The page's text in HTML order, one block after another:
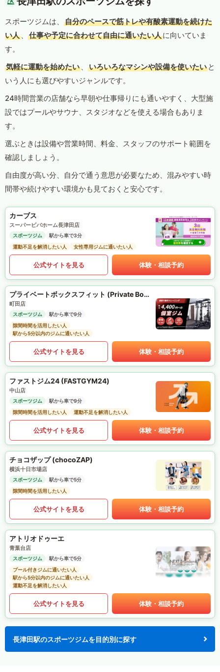
スポーツジムは、
自分のペースで筋トレや有酸素運動を続けた
い人 、 仕事や予定に合わせて自由に通いたい人に向いていま
す。
気軽に運動を始めたい 、 いろいろなマシンや設備を使いたい と
いう人にも選びやすいジャンルです。
24時間営業の店舗なら早朝や仕事帰りにも通いやすく、大型施
設ではプールやサウナ、スタジオなどを使える場合もありま
す。
選ぶときは設備や営業時間、料金、スタッフのサポート範囲を
確認しましょう。
自由度が高い分、自分で通う意思が必要なため、混みやすい時
間帯や続けやすい環境かも見ておくと安心です。
カーブス
スーパービバホーム長津田店
スポーツジム
駅から車で3分
運動不足を解消したい人
女性専用ジムに通いたい人
公式サイトを見る 体験・相談予約
プライベートボックスフィット (Private Box Fit)
町田店
スポーツジム
駅から車で9分
隙間時間を活用したい人
駅から5分以内のジムに通いたい人
公式サイトを見る 体験・相談予約
ファストジム24 (FASTGYM24)
中山店
スポーツジム
駅から車で9分
隙間時間を活用したい人
運動不足を解消したい人
公式サイトを見る 体験・相談予約
チョコザップ (chocoZAP)
横浜十日市場店
スポーツジム
駅から車で5分
隙間時間を活用したい人
公式サイトを見る 体験・相談予約
アトリオドゥーエ
青葉台店
スポーツジム
駅から車で5分
プール付きジムに通いたい人
駅から5分以内のジムに通いたい人
運動不足を解消したい人
公式サイトを見る 体験・相談予約
長津田駅のスポーツジムを目的別に探す